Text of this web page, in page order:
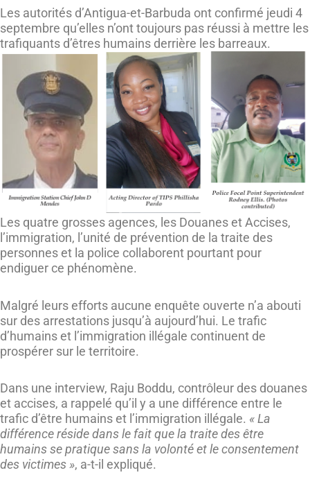
Les autorités d’Antigua-et-Barbuda ont confirmé jeudi 4
septembre qu’elles n’ont toujours pas réussi à mettre les
trafiquants d’êtres humains derrière les barreaux.
Les quatre grosses agences, les Douanes et Accises,
l’immigration, l’unité de prévention de la traite des
personnes et la police collaborent pourtant pour
endiguer ce phénomène.
Malgré leurs efforts aucune enquête ouverte n’a abouti
sur des arrestations jusqu’à aujourd’hui. Le trafic
d’humains et l’immigration illégale continuent de
prospérer sur le territoire.
Dans une interview, Raju Boddu, contrôleur des douanes
et accises, a rappelé qu’il y a une différence entre le
trafic d’être humains et l’immigration illégale. « La
différence réside dans le fait que la traite des être
humains se pratique sans la volonté et le consentement
des victimes », a-t-il expliqué.